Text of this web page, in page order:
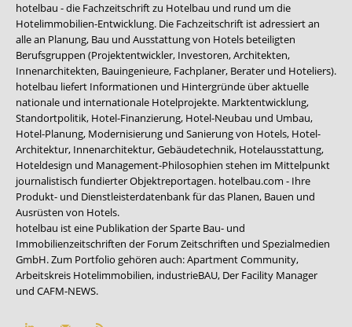
hotelbau - die Fachzeitschrift zu Hotelbau und rund um die
Hotelimmobilien-Entwicklung. Die Fachzeitschrift ist adressiert an
alle an Planung, Bau und Ausstattung von Hotels beteiligten
Berufsgruppen (Projektentwickler, Investoren, Architekten,
Innenarchitekten, Bauingenieure, Fachplaner, Berater und Hoteliers).
hotelbau liefert Informationen und Hintergründe über aktuelle
nationale und internationale Hotelprojekte. Marktentwicklung,
Standortpolitik, Hotel-Finanzierung, Hotel-Neubau und Umbau,
Hotel-Planung, Modernisierung und Sanierung von Hotels, Hotel-
Architektur, Innenarchitektur, Gebäudetechnik, Hotelausstattung,
Hoteldesign und Management-Philosophien stehen im Mittelpunkt
journalistisch fundierter Objektreportagen. hotelbau.com - Ihre
Produkt- und Dienstleisterdatenbank für das Planen, Bauen und
Ausrüsten von Hotels.
hotelbau ist eine Publikation der Sparte Bau- und
Immobilienzeitschriften der Forum Zeitschriften und Spezialmedien
GmbH. Zum Portfolio gehören auch:Apartment Community,
Arbeitskreis Hotelimmobilien, industrieBAU, Der Facility Manager
und CAFM-NEWS.